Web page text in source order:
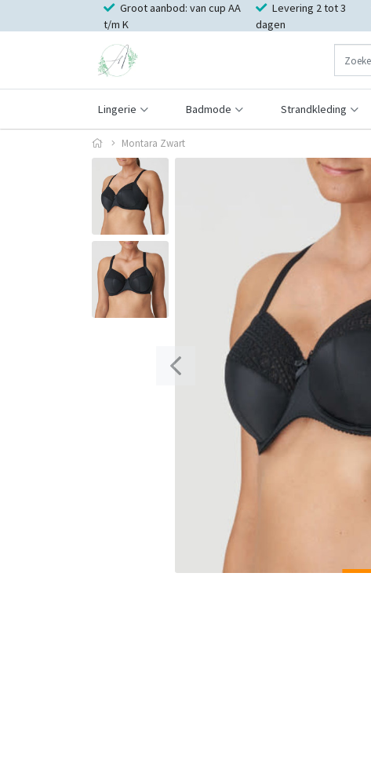
Groot aanbod: van cup AA
t/m K
Levering 2 tot 3
dagen
Lingerie Badmode Strandkleding
Montara Zwart